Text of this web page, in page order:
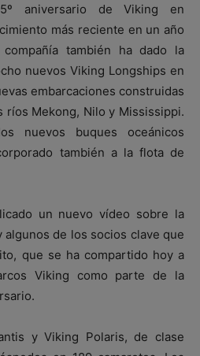
aniversario de Viking en
más reciente en un año
también ha dado la
nuevos Viking Longships en
embarcaciones construidas
ríos Mekong, Nilo y Mississippi.
nuevos buques oceánicos
también a la flota de
un nuevo vídeo sobre la
algunos de los socios clave que
que se ha compartido hoy a
Viking como parte de la
y Viking Polaris, de clase